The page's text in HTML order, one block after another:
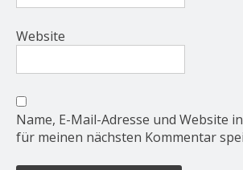
Website
Name, E-Mail-Adresse und Website
für meinen nächsten Kommentar